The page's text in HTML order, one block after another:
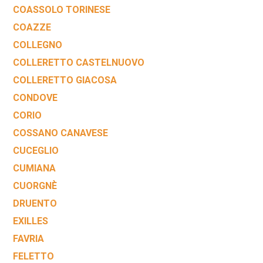
COASSOLO TORINESE
COAZZE
COLLEGNO
COLLERETTO CASTELNUOVO
COLLERETTO GIACOSA
CONDOVE
CORIO
COSSANO CANAVESE
CUCEGLIO
CUMIANA
CUORGNÈ
DRUENTO
EXILLES
FAVRIA
FELETTO